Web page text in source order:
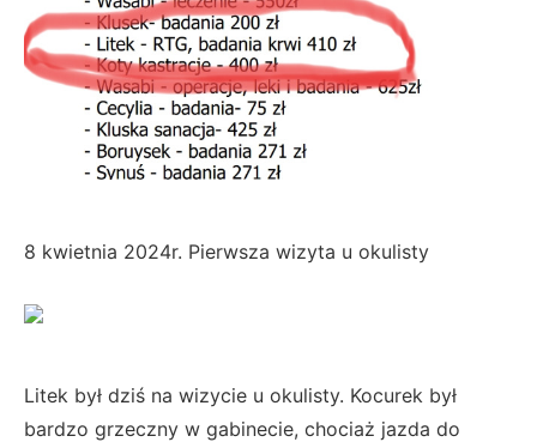
8 kwietnia 2024r. Pierwsza wizyta u okulisty
Litek był dziś na wizycie u okulisty. Kocurek był
bardzo grzeczny w gabinecie, chociaż jazda do